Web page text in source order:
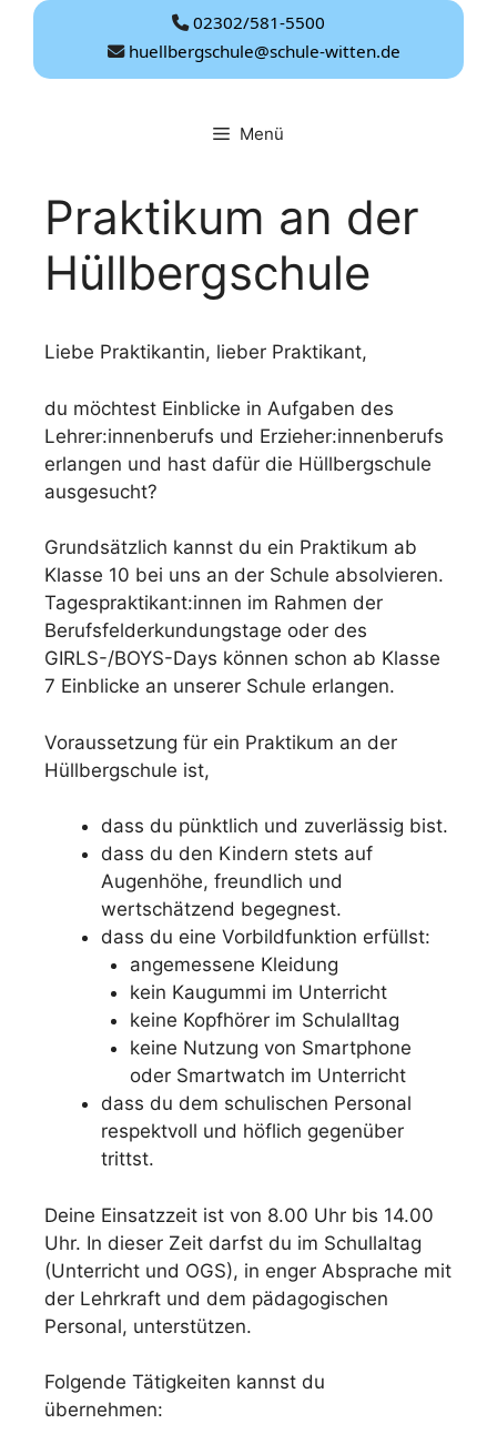
Zum
springen
02302/581-5500
huellbergschule@schule-witten.de
Menü
Praktikum an der
Hüllbergschule
Liebe Praktikantin, lieber Praktikant,
du möchtest Einblicke in Aufgaben des
Lehrer:innenberufs und Erzieher:innenberufs
erlangen und hast dafür die Hüllbergschule
ausgesucht?
Grundsätzlich kannst du ein Praktikum ab
Klasse 10 bei uns an der Schule absolvieren.
Tagespraktikant:innen im Rahmen der
Berufsfelderkundungstage oder des
GIRLS-/BOYS-Days können schon ab Klasse
7 Einblicke an unserer Schule erlangen.
Voraussetzung für ein Praktikum an der
Hüllbergschule ist,
dass du pünktlich und zuverlässig bist.
dass du den Kindern stets auf
Augenhöhe, freundlich und
wertschätzend begegnest.
dass du eine Vorbildfunktion erfüllst:
angemessene Kleidung
kein Kaugummi im Unterricht
keine Kopfhörer im Schulalltag
keine Nutzung von Smartphone
oder Smartwatch im Unterricht
dass du dem schulischen Personal
respektvoll und höflich gegenüber
trittst.
Deine Einsatzzeit ist von 8.00 Uhr bis 14.00
Uhr. In dieser Zeit darfst du im Schullaltag
(Unterricht und OGS), in enger Absprache mit
der Lehrkraft und dem pädagogischen
Personal, unterstützen.
Folgende Tätigkeiten kannst du
übernehmen: